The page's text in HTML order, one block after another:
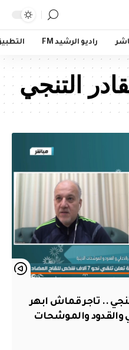
راديو الرشيد FM
التنجي
.. تاجر قماش ابهر
والقدود والموشحات